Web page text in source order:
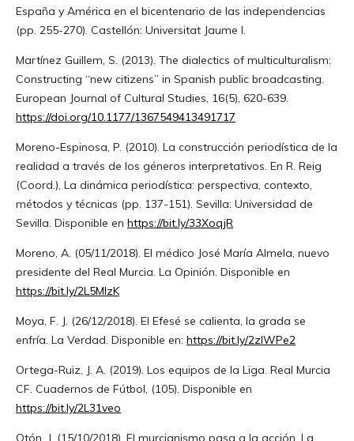
España y América en el bicentenario de las independencias
(pp. 255-270). Castellón: Universitat Jaume I.
Martínez Guillem, S. (2013). The dialectics of multiculturalism:
Constructing “new citizens” in Spanish public broadcasting.
European Journal of Cultural Studies, 16(5), 620-639.
https://doi.org/10.1177/1367549413491717
Moreno-Espinosa, P. (2010). La construcción periodística de la
realidad a través de los géneros interpretativos. En R. Reig
(Coord.), La dinámica periodística: perspectiva, contexto,
métodos y técnicas (pp. 137-151). Sevilla: Universidad de
Sevilla. Disponible en https://bit.ly/33XoqjR
Moreno, A. (05/11/2018). El médico José María Almela, nuevo
presidente del Real Murcia. La Opinión. Disponible en
https://bit.ly/2L5MIzK
Moya, F. J. (26/12/2018). El Efesé se calienta, la grada se
enfría. La Verdad. Disponible en: https://bit.ly/2zlWPe2
Ortega-Ruiz, J. A. (2019). Los equipos de la Liga. Real Murcia
CF. Cuadernos de Fútbol, (105). Disponible en
https://bit.ly/2L31veo
Otón, J. (15/10/2018). El murcianismo pasa a la acción. La